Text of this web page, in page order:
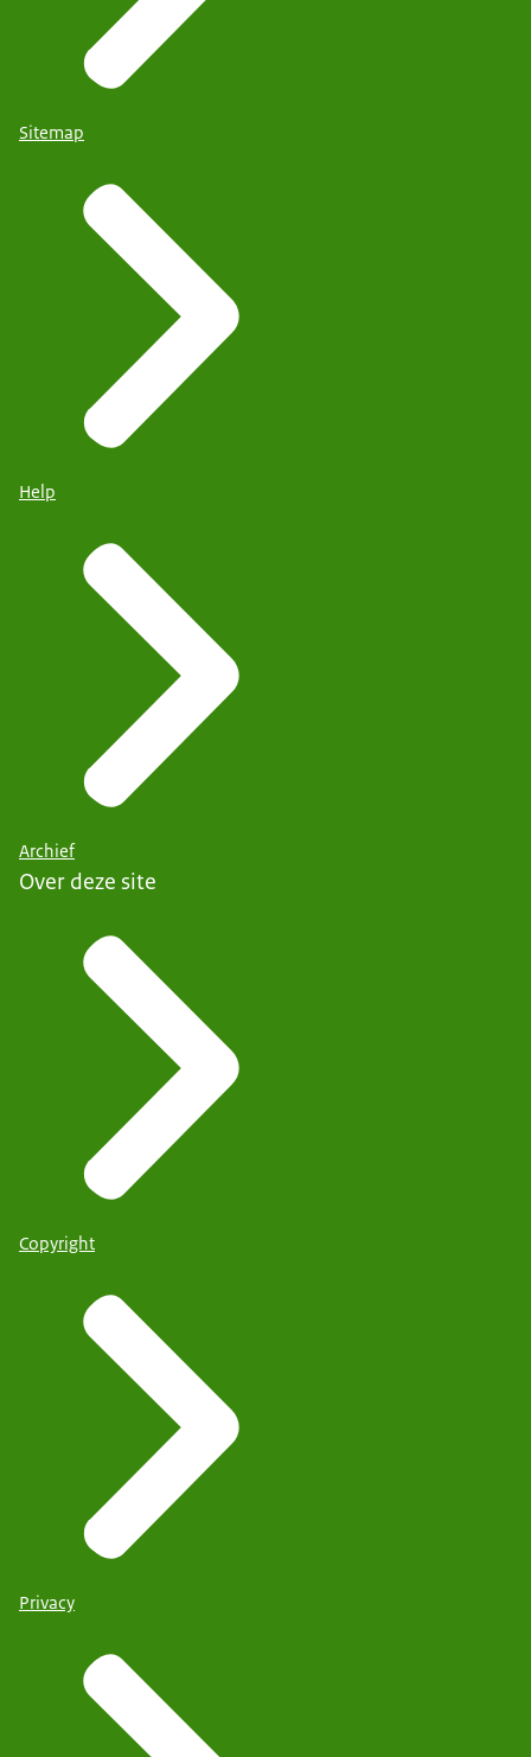
Sitemap
Help
Archief
Over deze site
Copyright
Privacy